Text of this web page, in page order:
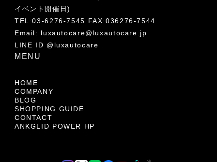
イベント開催日)
TEL:03-6276-7545 FAX:036276-7544
Email: luxautocare@luxautocare.jp
LINE ID @luxautocare
MENU
HOME
COMPANY
BLOG
SHOPPING GUIDE
CONTACT
ANKGLID POWER HP